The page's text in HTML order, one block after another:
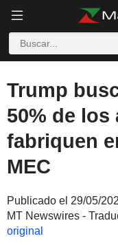
Trump
50% de
fabriquen
MEC
Publicado el 29/05/
MT Newswires -
original